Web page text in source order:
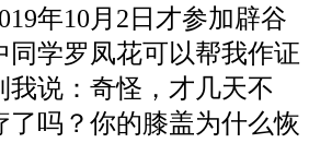
年10月2日才参加辟谷
同学罗凤花可以帮我作证
我说：奇怪，才几天不
了吗？你的膝盖为什么恢